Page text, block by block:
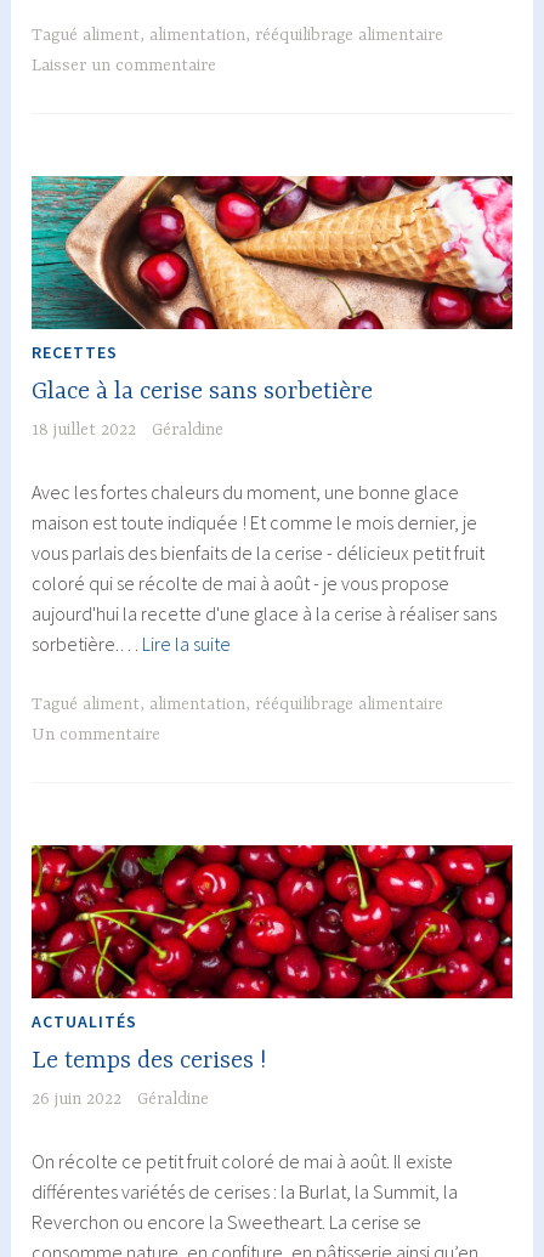
:
intéressant
!
Tagué aliment, alimentation, rééquilibrage alimentaire
Laisser un commentaire
RECETTES
Glace à la cerise sans sorbetière
18 juillet 2022 Géraldine
Avec les fortes chaleurs du moment, une bonne glace
maison est toute indiquée ! Et comme le mois dernier, je
vous parlais des bienfaits de la cerise - délicieux petit fruit
coloré qui se récolte de mai à août - je vous propose
aujourd'hui la recette d'une glace à la cerise à réaliser sans
sorbetière.… Lire la suite
la
Tagué aliment, alimentation, rééquilibrage alimentaire
Un commentaire
ACTUALITÉS
Le temps des cerises !
26 juin 2022 Géraldine
On récolte ce petit fruit coloré de mai à août. Il existe
différentes variétés de cerises : la Burlat, la Summit, la
Reverchon ou encore la Sweetheart. La cerise se
consomme nature, en confiture, en pâtisserie ainsi qu’en